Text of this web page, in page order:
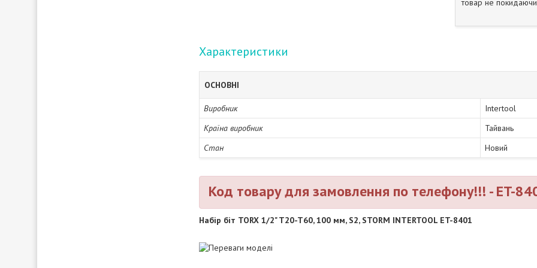
Характеристики
ОСНОВНІ
Виробник
Intertool
Країна виробник
Тайвань
Стан
Новий
Код товару для замовлення по телефону!!! - ET-
Набір біт TORX 1/2" T20-T60, 100 мм, S2, STORM INTERTOOL ET-8401